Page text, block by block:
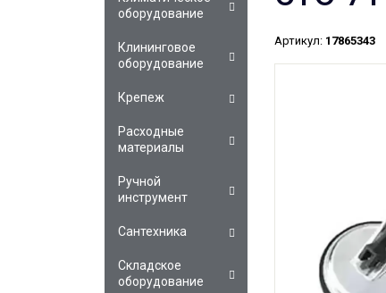
Артикул: 17865343
оборудование
Клининговое
оборудование
Крепеж
Расходные
материалы
Ручной
инструмент
Сантехника
Складское
оборудование